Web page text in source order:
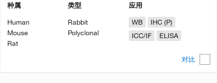
对比
种属
Human
Mouse
Rat
类型
Rabbit
Polyclonal
应用
WB
IHC (P)
ICC/IF
ELISA